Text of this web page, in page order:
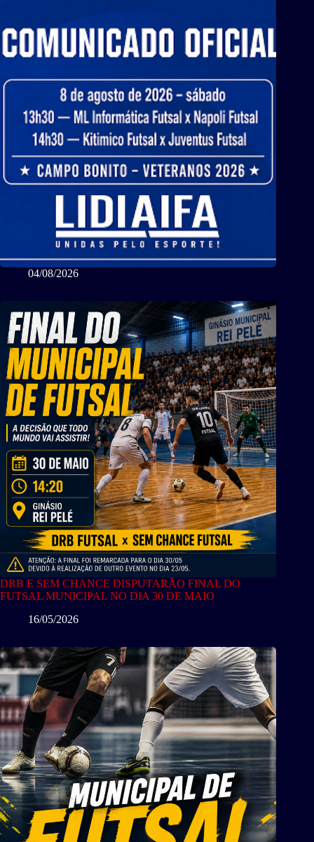
04/08/2026
DRB E SEM CHANCE DISPUTARÃO FINAL DO
FUTSAL MUNICIPAL NO DIA 30 DE MAIO
16/05/2026